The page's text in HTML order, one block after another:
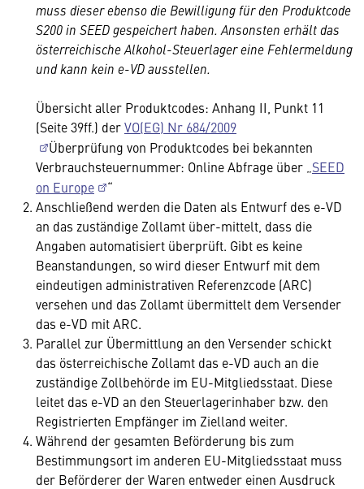
muss dieser ebenso die Bewilligung für den Produktcode
S200 in SEED gespeichert haben. Ansonsten erhält das
österreichische Alkohol-Steuerlager eine Fehlermeldung
und kann kein e-VD ausstellen.
Übersicht aller Produktcodes: Anhang II, Punkt 11
(Seite 39ff.) derVO(EG) Nr 684/2009
Überprüfung von Produktcodes bei bekannten
Verbrauchsteuernummer: Online Abfrage über „ SEED
on Europe
“
Anschließend werden die Daten als Entwurf des e-VD
an das zuständige Zollamt über-mittelt, dass die
Angaben automatisiert überprüft. Gibt es keine
Beanstandungen, so wird dieser Entwurf mit dem
eindeutigen administrativen Referenzcode (ARC)
versehen und das Zollamt übermittelt dem Versender
das e-VD mit ARC.
Parallel zur Übermittlung an den Versender schickt
das österreichische Zollamt das e-VD auch an die
zuständige Zollbehörde im EU-Mitgliedsstaat. Diese
leitet das e-VD an den Steuerlagerinhaber bzw. den
Registrierten Empfänger im Zielland weiter.
Während der gesamten Beförderung bis zum
Bestimmungsort im anderen EU-Mitgliedsstaat muss
der Beförderer der Waren entweder einen Ausdruck